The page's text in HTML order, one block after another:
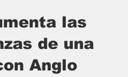
las
de una
Anglo